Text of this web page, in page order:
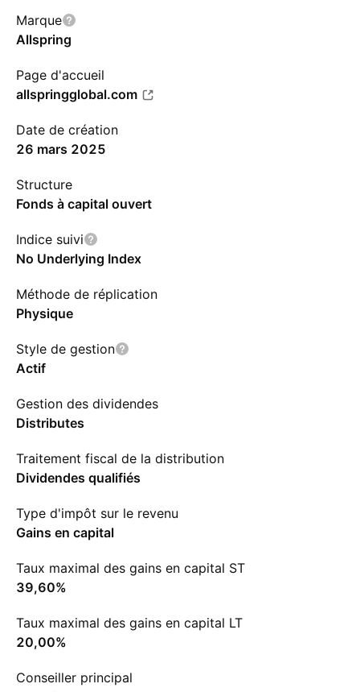
Marque
Allspring
Page d'accueil
allspringglobal.com
Date de création
26 mars 2025
Structure
Fonds à capital ouvert
Indice suivi
No Underlying Index
Méthode de réplication
Physique
Style de gestion
Actif
Gestion des dividendes
Distributes
Traitement fiscal de la distribution
Dividendes qualifiés
Type d'impôt sur le revenu
Gains en capital
Taux maximal des gains en capital ST
39,60%
Taux maximal des gains en capital LT
20,00%
Conseiller principal